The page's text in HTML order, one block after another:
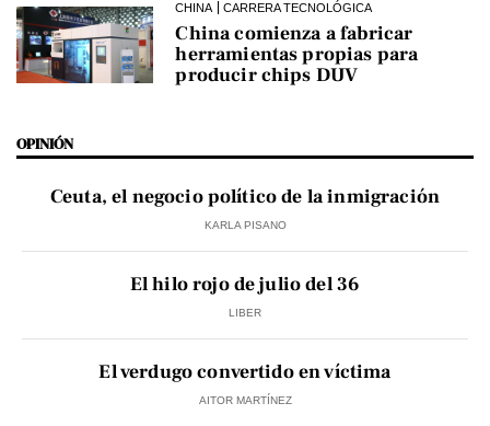
CHINA CARRERA TECNOLÓGICA
China comienza a fabricar
herramientas propias para
producir chips DUV
OPINIÓN
Ceuta, el negocio político de la inmigración
KARLA PISANO
El hilo rojo de julio del 36
LIBER
El verdugo convertido en víctima
AITOR MARTÍNEZ